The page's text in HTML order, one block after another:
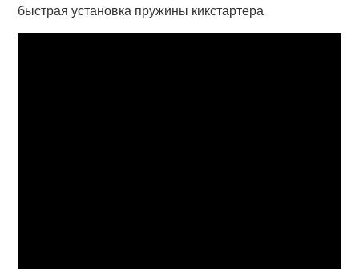
быстрая установка пружины кикстартера